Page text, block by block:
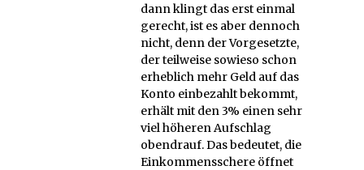
dann klingt das erst einmal
gerecht, ist es aber dennoch
nicht, denn der Vorgesetzte,
der teilweise sowieso schon
erheblich mehr Geld auf das
Konto einbezahlt bekommt,
erhält mit den 3% einen sehr
viel höheren Aufschlag
obendrauf. Das bedeutet, die
Einkommensschere öffnet